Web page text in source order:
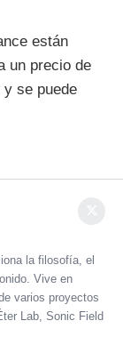
están
un precio de
se puede
la filosofía, el
Vive en
varios proyectos
Lab, Sonic Field